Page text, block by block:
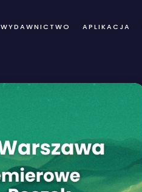
WYDAWNICTWO APLIKACJA